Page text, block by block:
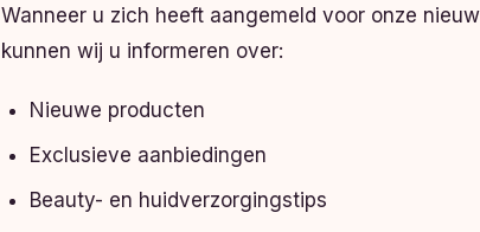
Wanneer u zich heeft aangemeld voor onze
kunnen wij u informeren over:
Nieuwe producten
Exclusieve aanbiedingen
Beauty- en huidverzorgingstips